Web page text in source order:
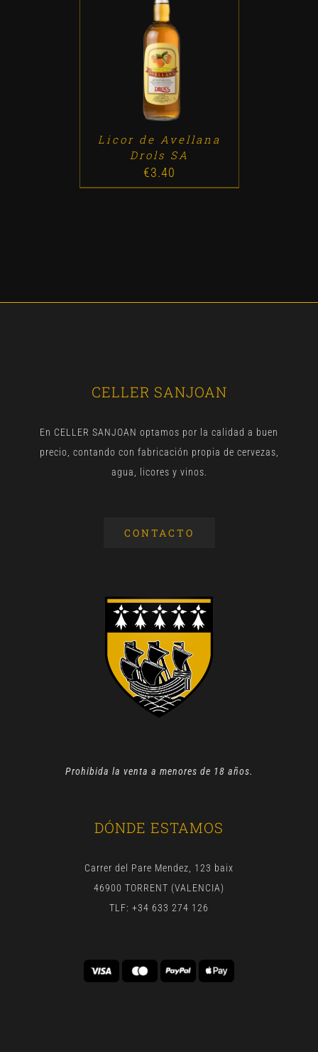
ADD TO CART / DETALLES
Licor de Avellana
Drols SA
€3.40
CELLER SANJOAN
En CELLER SANJOAN optamos por la calidad a buen
precio, contando con fabricación propia de cervezas,
agua, licores y vinos.
CONTACTO
Prohibida la venta a menores de 18 años.
DÓNDE ESTAMOS
Carrer del Pare Mendez, 123 baix
46900 TORRENT (VALENCIA)
TLF: +34 633 274 126